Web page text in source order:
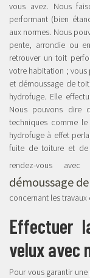
vous avez. Nous
performant (bien
aux normes. Nous
pente, arrondie ou
retrouver un toit
votre habitation ; vous
et démoussage de
hydrofuge. Elle
Nous pouvons dire
techniques comme
hydrofuge à effet
fuite de toiture et de
rendez-vous
démoussage
concernant les
Effectuer
velux avec
Pour vous garantir